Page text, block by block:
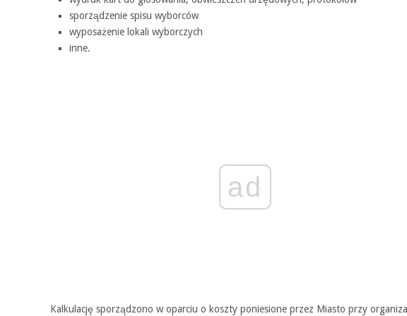
sporządzenie spisu wyborców
wyposażenie lokali wyborczych
inne.
ad
Kalkulację sporządzono w oparciu o koszty poniesione przez Miasto przy